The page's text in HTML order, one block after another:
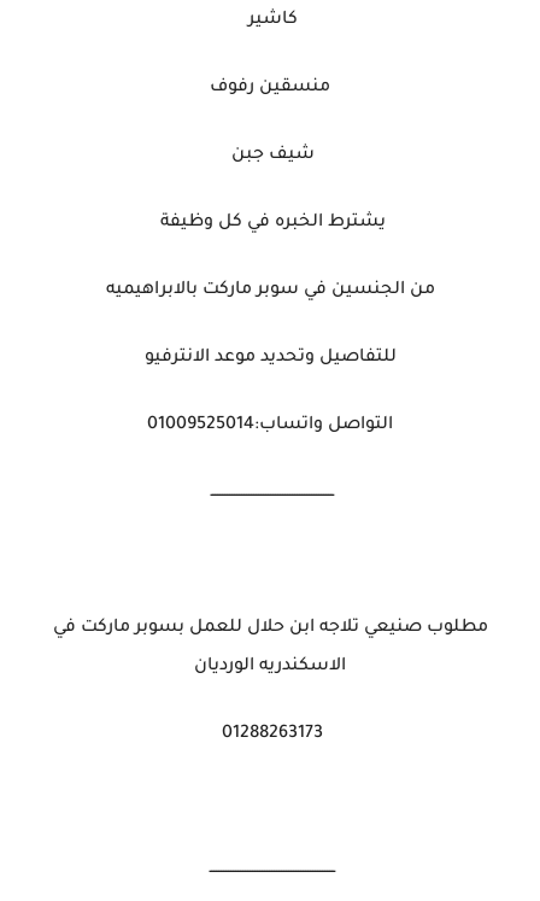
كاشير
منسقين رفوف
شيف جبن
يشترط الخبره في كل وظيفة
من الجنسين في سوبر ماركت بالابراهيميه
للتفاصيل وتحديد موعد الانترفيو
التواصل واتساب:01009525014
ـــــــــــــــــــــــــــــــــــــــــــــــــــ
مطلوب صنيعي تلاجه ابن حلال للعمل بسوبر ماركت في
الاسكندريه الورديان
01288263173
ــــــــــــــــــــــــــــــــــــــــــــــــــــ